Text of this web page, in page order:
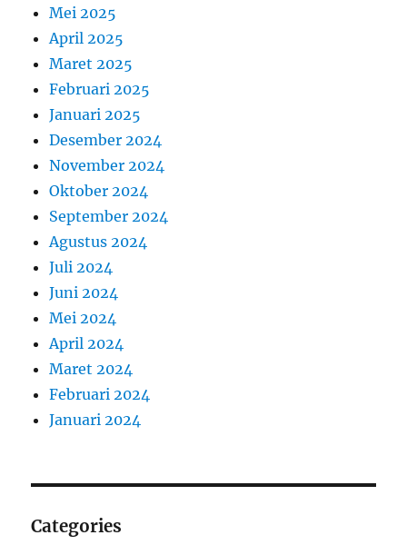
Mei 2025
April 2025
Maret 2025
Februari 2025
Januari 2025
Desember 2024
November 2024
Oktober 2024
September 2024
Agustus 2024
Juli 2024
Juni 2024
Mei 2024
April 2024
Maret 2024
Februari 2024
Januari 2024
Categories